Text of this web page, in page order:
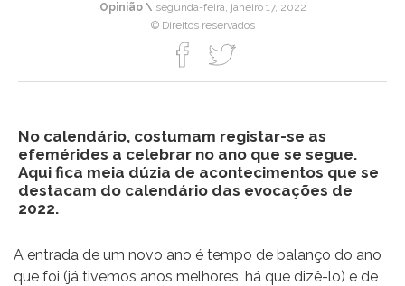
Opinião \ segunda-feira, janeiro 17, 2022
© Direitos reservados
No calendário, costumam registar-se as
efemérides a celebrar no ano que se segue.
Aqui fica meia dúzia de acontecimentos que se
destacam do calendário das evocações de
2022.
A entrada de um novo ano é tempo de balanço do ano
que foi (já tivemos anos melhores, há que dizê-lo) e de